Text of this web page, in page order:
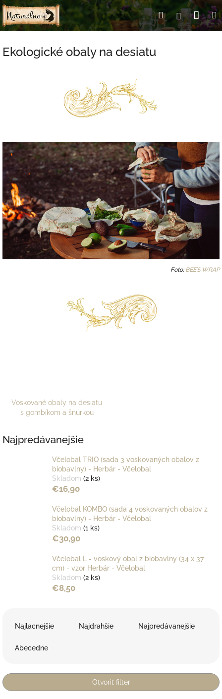
Prejsť
na
obsah
Hľadať
Ekologické obaly na desiatu
Foto: BEE’S WRAP
Voskované obaly na desiatu
s gombíkom a šnúrkou
Najpredávanejšie
Včelobal TRIO (sada 3 voskovaných obalov z
biobavlny) - Herbár - Včelobal
Skladom (2 ks)
€16,90
Včelobal KOMBO (sada 4 voskovaných obalov z
biobavlny) - Herbár - Včelobal
Skladom (1 ks)
€30,90
Včelobal L - voskový obal z biobavlny (34 x 37
cm) - vzor Herbár - Včelobal
Skladom (2 ks)
€8,50
e
p
Najlacnejšie Najdrahšie Najpredávanejšie
Abecedne
Otvoriť filter